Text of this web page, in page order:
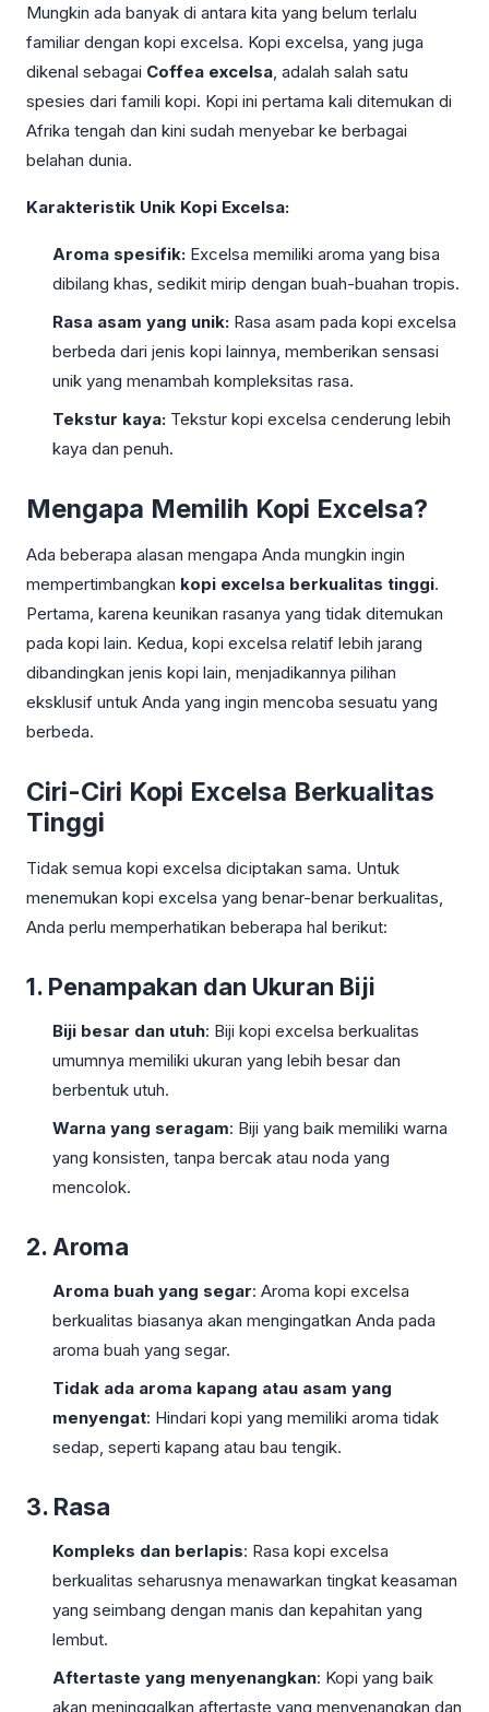
Mungkin ada banyak di antara kita yang belum terlalu
familiar dengan kopi excelsa. Kopi excelsa, yang juga
dikenal sebagai Coffea excelsa, adalah salah satu
spesies dari famili kopi. Kopi ini pertama kali ditemukan di
Afrika tengah dan kini sudah menyebar ke berbagai
belahan dunia.
Karakteristik Unik Kopi Excelsa:
Aroma spesifik: Excelsa memiliki aroma yang bisa
dibilang khas, sedikit mirip dengan buah-buahan tropis.
Rasa asam yang unik: Rasa asam pada kopi excelsa
berbeda dari jenis kopi lainnya, memberikan sensasi
unik yang menambah kompleksitas rasa.
Tekstur kaya: Tekstur kopi excelsa cenderung lebih
kaya dan penuh.
Mengapa Memilih Kopi Excelsa?
Ada beberapa alasan mengapa Anda mungkin ingin
mempertimbangkan kopi excelsa berkualitas tinggi.
Pertama, karena keunikan rasanya yang tidak ditemukan
pada kopi lain. Kedua, kopi excelsa relatif lebih jarang
dibandingkan jenis kopi lain, menjadikannya pilihan
eksklusif untuk Anda yang ingin mencoba sesuatu yang
berbeda.
Ciri-Ciri Kopi Excelsa Berkualitas
Tinggi
Tidak semua kopi excelsa diciptakan sama. Untuk
menemukan kopi excelsa yang benar-benar berkualitas,
Anda perlu memperhatikan beberapa hal berikut:
1. Penampakan dan Ukuran Biji
Biji besar dan utuh: Biji kopi excelsa berkualitas
umumnya memiliki ukuran yang lebih besar dan
berbentuk utuh.
Warna yang seragam: Biji yang baik memiliki warna
yang konsisten, tanpa bercak atau noda yang
mencolok.
2. Aroma
Aroma buah yang segar: Aroma kopi excelsa
berkualitas biasanya akan mengingatkan Anda pada
aroma buah yang segar.
Tidak ada aroma kapang atau asam yang
menyengat: Hindari kopi yang memiliki aroma tidak
sedap, seperti kapang atau bau tengik.
3. Rasa
Kompleks dan berlapis: Rasa kopi excelsa
berkualitas seharusnya menawarkan tingkat keasaman
yang seimbang dengan manis dan kepahitan yang
lembut.
Aftertaste yang menyenangkan: Kopi yang baik
akan meninggalkan aftertaste yang menyenangkan dan